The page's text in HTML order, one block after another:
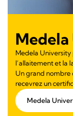
Medela University
l’allaitement et la
Un grand nombre
recevrez un
Medela